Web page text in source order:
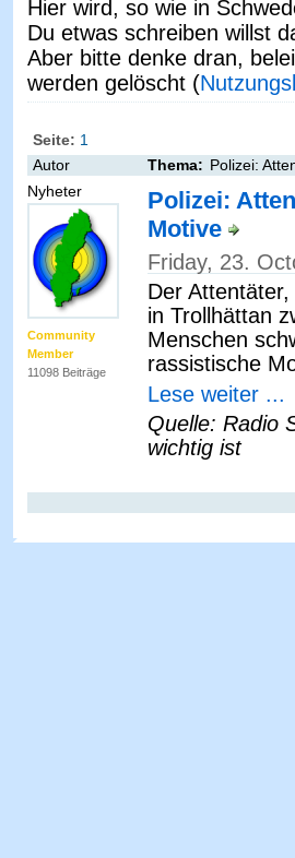
Hier wird, so wie in
Du etwas schreiben willst
Aber bitte denke dran,
werden gelöscht (
Seite: 1
Autor
Thema: Polizei:
Nyheter
Community
Member
11098 Beiträge
Polizei:
Motive
Friday, 23.
Der
in Trollhättan
Menschen
rassistische
Lese weiter ...
Quelle: Radio
wichtig ist